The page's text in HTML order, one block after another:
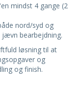
mindst 4 gange (2
nord/syd og
bearbejdning.
løsning til at
og
og finish.